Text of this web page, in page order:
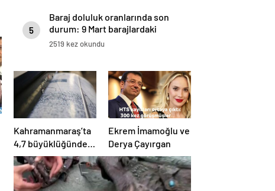
5
Baraj doluluk oranlarında son
durum: 9 Mart barajlardaki
doluluk oranı ne kadar, yüzde
2519 kez okundu
Kahramanmaraş’ta
4,7 büyüklüğünde
deprem
Ekrem İmamoğlu ve
Derya Çayırgan